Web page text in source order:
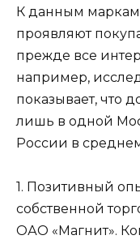
К данным
проявляют
прежде все
например,
показывает, что
лишь в одной
России в
1. Позитивный
собственной
ОАО «Магнит».